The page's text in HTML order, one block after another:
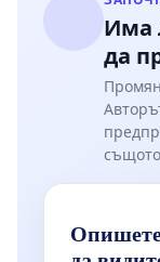
- Груби
върни"
по полета,
- Съставят се
"агресивни"
за агресивни;
Има
да
Опишете